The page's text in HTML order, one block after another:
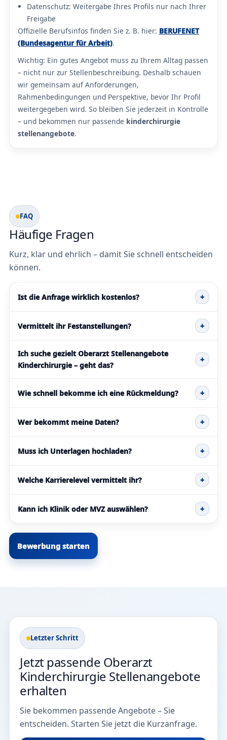
Datenschutz: Weitergabe Ihres Profils nur nach Ihrer
Freigabe
Offizielle Berufsinfos finden Sie z. B. hier: BERUFENET
(Bundesagentur für Arbeit).
Wichtig: Ein gutes Angebot muss zu Ihrem Alltag passen
– nicht nur zur Stellenbeschreibung. Deshalb schauen
wir gemeinsam auf Anforderungen,
Rahmenbedingungen und Perspektive, bevor Ihr Profil
weitergegeben wird. So bleiben Sie jederzeit in Kontrolle
– und bekommen nur passende kinderchirurgie
stellenangebote.
FAQ
Häufige Fragen
Kurz, klar und ehrlich – damit Sie schnell entscheiden
können.
Ist die Anfrage wirklich kostenlos? +
Vermittelt ihr Festanstellungen? +
Ich suche gezielt Oberarzt Stellenangebote
Kinderchirurgie – geht das?
+
Wie schnell bekomme ich eine Rückmeldung? +
Wer bekommt meine Daten? +
Muss ich Unterlagen hochladen? +
Welche Karrierelevel vermittelt ihr? +
Kann ich Klinik oder MVZ auswählen? +
Bewerbung starten
Letzter Schritt
Jetzt passende Oberarzt
Kinderchirurgie Stellenangebote
erhalten
Sie bekommen passende Angebote – Sie
entscheiden. Starten Sie jetzt die Kurzanfrage.